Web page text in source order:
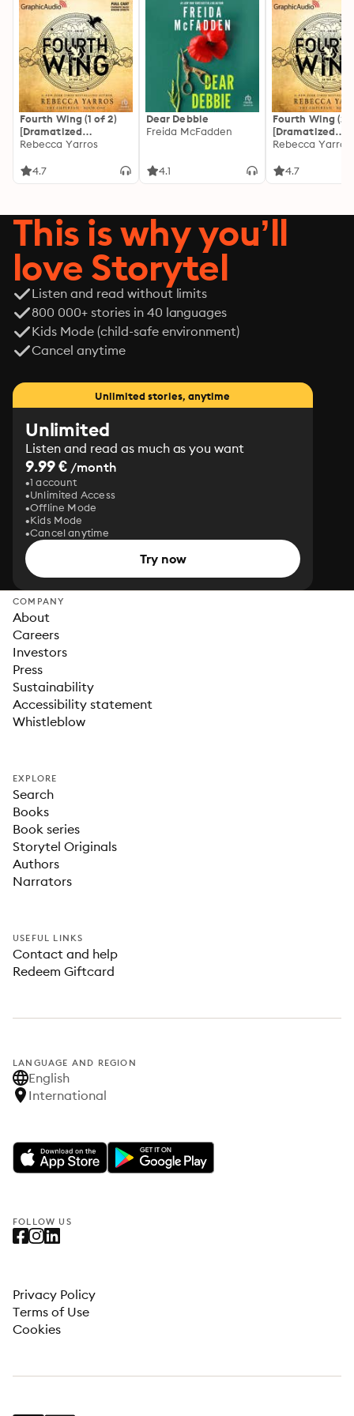
Fourth Wing (1 of 2)
[Dramatized
Adaptation]: The
Rebecca Yarros
4.7
Dear Debbie
Freida McFadden
4.1
Fourth Wing (2
[Dramatized
Adaptation]:
Rebecca Yarros
4.7
This is why you’ll
love Storytel
Listen and read without limits
800 000+ stories in 40 languages
Kids Mode (child-safe environment)
Cancel anytime
Unlimited stories, anytime
Unlimited
Listen and read as much as you want
9.99 € /month
1 account
Unlimited Access
Offline Mode
Kids Mode
Cancel anytime
Try now
COMPANY
About
Careers
Investors
Press
Sustainability
Accessibility statement
Whistleblow
EXPLORE
Search
Books
Book series
Storytel Originals
Authors
Narrators
USEFUL LINKS
Contact and help
Redeem Giftcard
LANGUAGE AND REGION
English
International
FOLLOW US
Privacy Policy
Terms of Use
Cookies